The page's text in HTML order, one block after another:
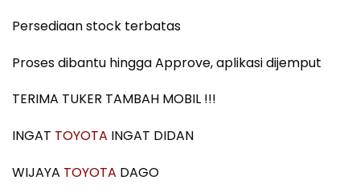
Persediaan stock terbatas
Proses dibantu hingga Approve, aplikasi dijemput
TERIMA TUKER TAMBAH MOBIL !!!
INGAT TOYOTA INGAT DIDAN
WIJAYA TOYOTA DAGO